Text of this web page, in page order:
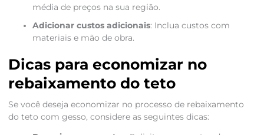
média de preços na sua região.
Adicionar custos adicionais: Inclua custos com
materiais e mão de obra.
Dicas para economizar no
rebaixamento do teto
Se você deseja economizar no processo de rebaixamento
do teto com gesso, considere as seguintes dicas: